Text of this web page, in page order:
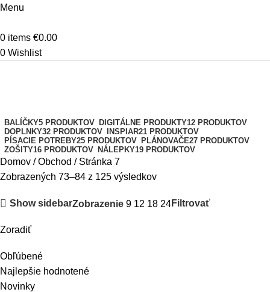
Menu
0 items €0.00
0 Wishlist
BALÍČKY5 PRODUKTOV DIGITÁLNE PRODUKTY12 PRODUKTOV
DOPLNKY32 PRODUKTOV INSPIAR21 PRODUKTOV
PÍSACIE POTREBY25 PRODUKTOV PLÁNOVAČE27 PRODUKTOV
ZOŠITY16 PRODUKTOV NÁLEPKY19 PRODUKTOV
Domov Obchod
Stránka 7
Zobrazených 73–84 z 125 výsledkov
Show sidebarZobrazenie9 12 18 24Filtrovať
Zoradiť
Obľúbené
Najlepšie hodnotené
Novinky